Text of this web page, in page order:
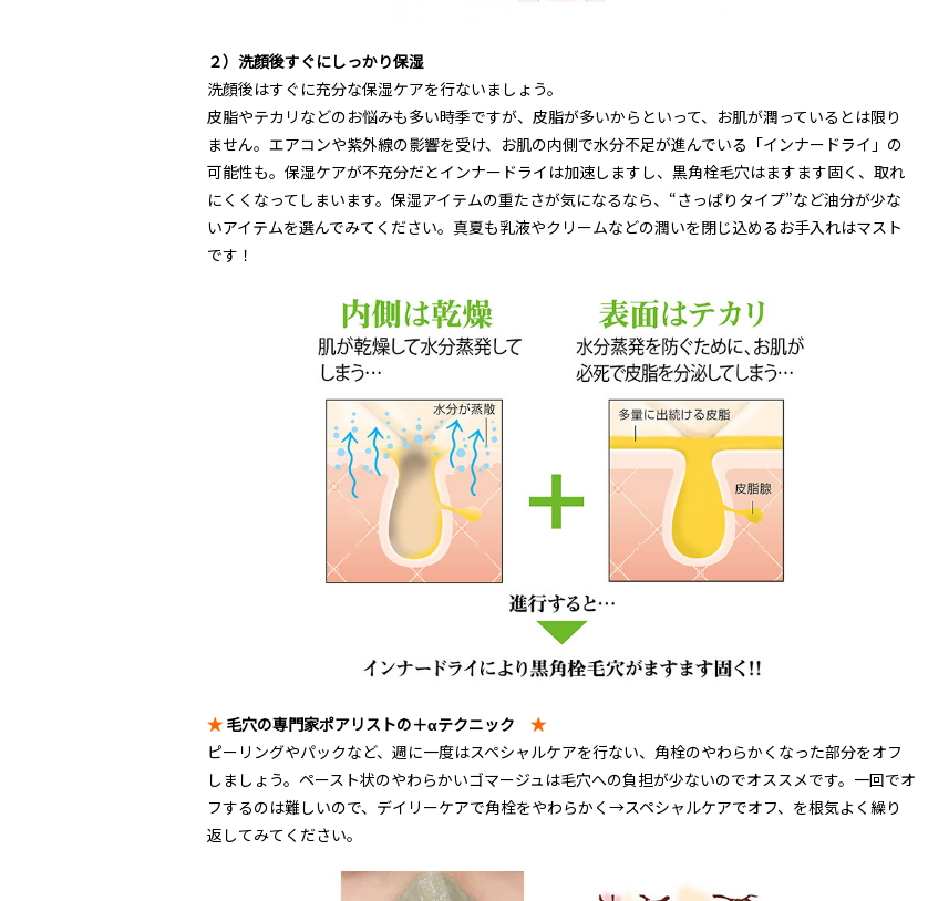
２）洗顔後すぐにしっかり保湿
洗顔後はすぐに充分な保湿ケアを行ないましょう。
皮脂やテカリなどのお悩みも多い時季ですが、皮脂が多いからといって、お肌が潤っているとは限り
ません。エアコンや紫外線の影響を受け、お肌の内側で水分不足が進んでいる「インナードライ」の
可能性も。保湿ケアが不充分だとインナードライは加速しますし、黒角栓毛穴はますます固く、取れ
にくくなってしまいます。保湿アイテムの重たさが気になるなら、“さっぱりタイプ”など油分が少な
いアイテムを選んでみてください。真夏も乳液やクリームなどの潤いを閉じ込めるお手入れはマスト
です！
★ 毛穴の専門家ポアリストの＋αテクニック ★
ピーリングやパックなど、週に一度はスペシャルケアを行ない、角栓のやわらかくなった部分をオフ
しましょう。ペースト状のやわらかいゴマージュは毛穴への負担が少ないのでオススメです。一回でオ
フするのは難しいので、デイリーケアで角栓をやわらかく→スペシャルケアでオフ、を根気よく繰り
返してみてください。